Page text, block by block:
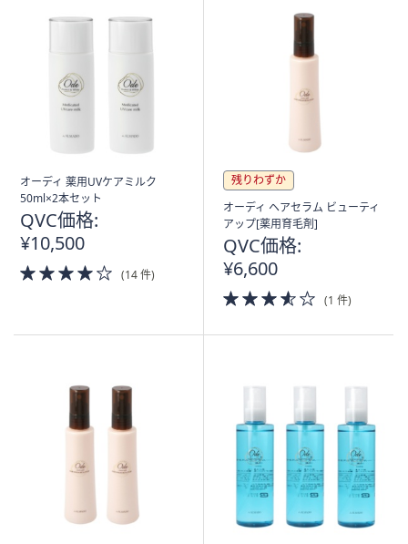
オーディ 薬用UVケアミルク
50ml×2本セット
QVC価格:
¥10,500
4.0
of
(14 件)
残りわずか
オーディ ヘアセラム ビューティ
アップ[薬用育毛剤]
QVC価格:
¥6,600
3.5
of
(1 件)